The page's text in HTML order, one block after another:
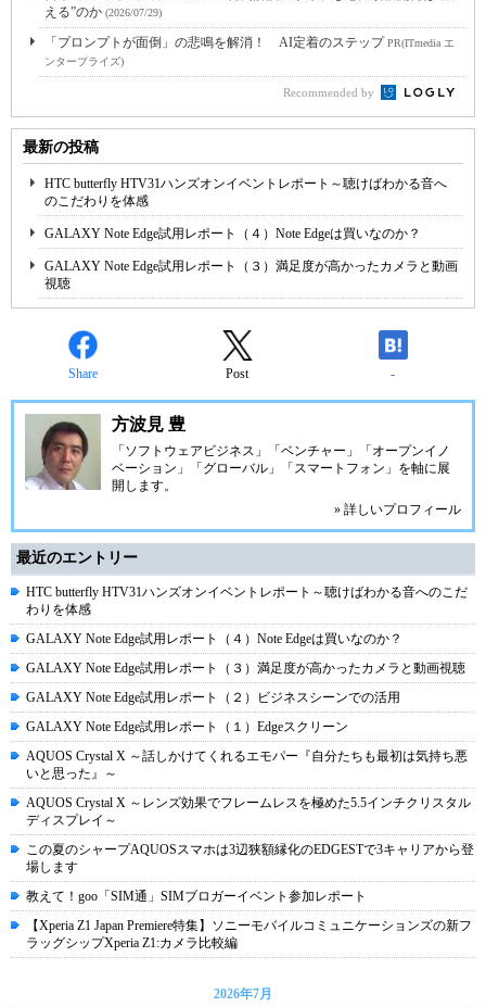
える”のか (2026/07/29)
「プロンプトが面倒」の悲鳴を解消！ AI定着のステップPR(ITmedia エ
ンタープライズ)
Recommended by
最新の投稿
HTC butterfly HTV31ハンズオンイベントレポート～聴けばわかる音へ
のこだわりを体感
GALAXY Note Edge試用レポート（４）Note Edgeは買いなのか？
GALAXY Note Edge試用レポート（３）満足度が高かったカメラと動画
視聴
Share Post -
方波見 豊
「ソフトウェアビジネス」「ベンチャー」「オープンイノ
ベーション」「グローバル」「スマートフォン」を軸に展
開します。
» 詳しいプロフィール
最近のエントリー
HTC butterfly HTV31ハンズオンイベントレポート～聴けばわかる音へのこだ
わりを体感
GALAXY Note Edge試用レポート（４）Note Edgeは買いなのか？
GALAXY Note Edge試用レポート（３）満足度が高かったカメラと動画視聴
GALAXY Note Edge試用レポート（２）ビジネスシーンでの活用
GALAXY Note Edge試用レポート（１）Edgeスクリーン
AQUOS Crystal X ～話しかけてくれるエモパー『自分たちも最初は気持ち悪
いと思った』～
AQUOS Crystal X ～レンズ効果でフレームレスを極めた5.5インチクリスタル
ディスプレイ～
この夏のシャープAQUOSスマホは3辺狭額縁化のEDGESTで3キャリアから登
場します
教えて！goo「SIM通」SIMブロガーイベント参加レポート
【Xperia Z1 Japan Premiere特集】ソニーモバイルコミュニケーションズの新フ
ラッグシップXperia Z1:カメラ比較編
2026年7月